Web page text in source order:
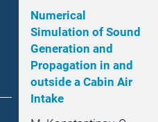
Numerical
Simulation of Sound
Generation and
Propagation in and
outside a Cabin Air
Intake